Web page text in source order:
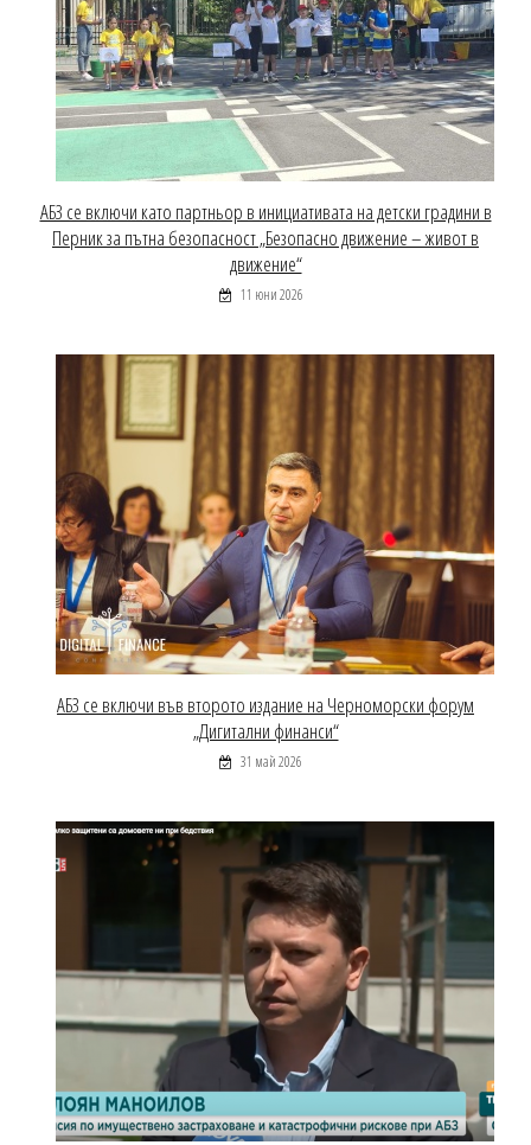
АБЗ се включи като партньор в инициативата на детски градини в
Перник за пътна безопасност „Безопасно движение – живот в
движение“
11 юни 2026
АБЗ се включи във второто издание на Черноморски форум
„Дигитални финанси“
31 май 2026